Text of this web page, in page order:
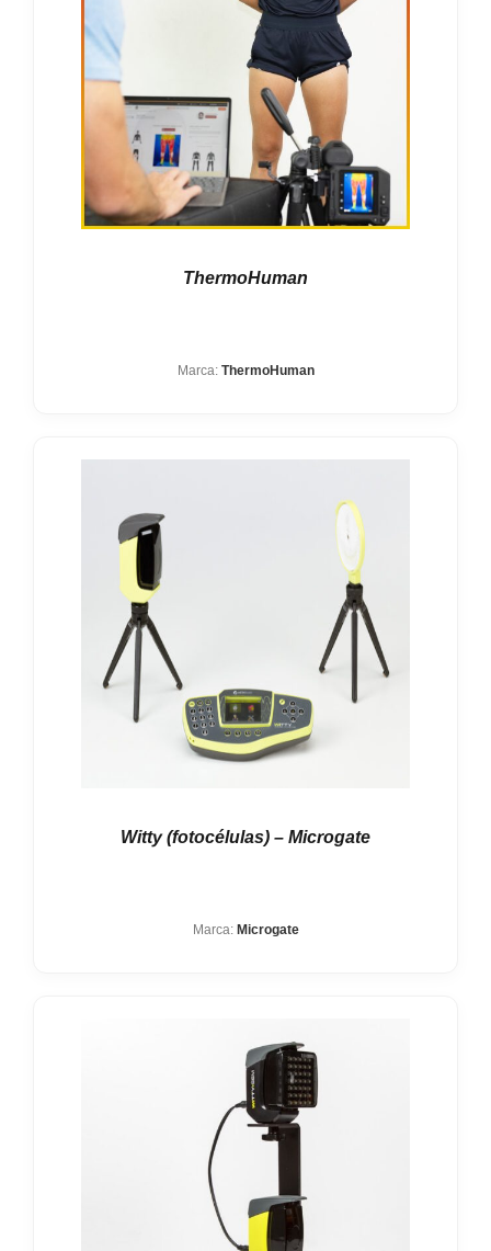
ThermoHuman
Marca: ThermoHuman
Witty (fotocélulas) – Microgate
Marca: Microgate